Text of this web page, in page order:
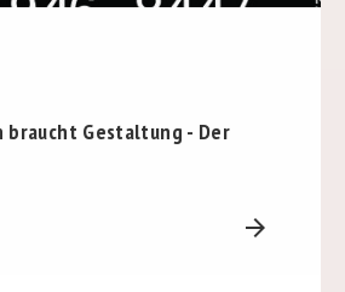
braucht Gestaltung - Der
arrow_forward